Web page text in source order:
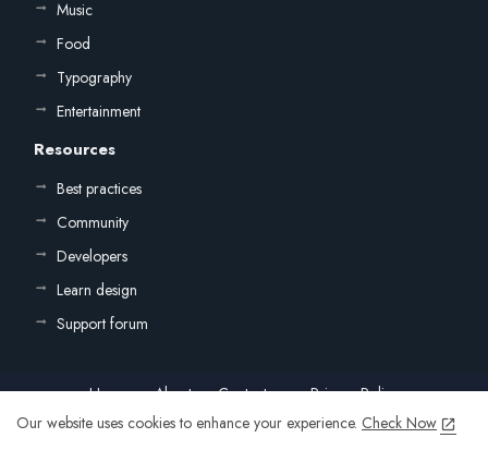
Music
Food
Typography
Entertainment
Resources
Best practices
Community
Developers
Learn design
Support forum
Home About Contact us
Privacy Policy
All Right Reserved Copyright ©
Our website uses cookies to enhance your experience. Check Now